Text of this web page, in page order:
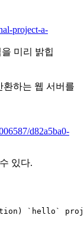
project-a-
미리 밝힙
환하는 웹 서버를
d82a5ba0-
있다.
` hello `